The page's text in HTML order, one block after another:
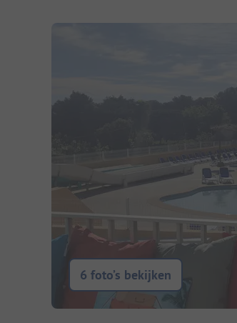
6 foto’s bekijken